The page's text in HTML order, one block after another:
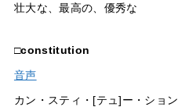
壮大な、最高の、優秀な
□constitution
音声
カン・スティ・[テュ]ー・ション